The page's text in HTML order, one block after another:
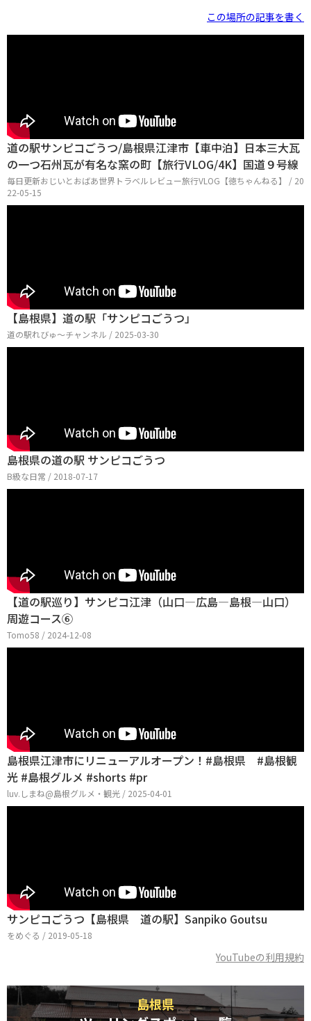
この場所の記事を書く
道の駅サンピコごうつ/島根県江津市【車中泊】日本三大瓦
の一つ石州瓦が有名な窯の町【旅行VLOG/4K】国道９号線
毎日更新おじいとおばあ世界トラベルレビュー旅行VLOG【徳ちゃんねる】 / 20
22-05-15
【島根県】道の駅「サンピコごうつ」
道の駅れびゅ〜チャンネル / 2025-03-30
島根県の道の駅 サンピコごうつ
B級な日常 / 2018-07-17
【道の駅巡り】サンピコ江津（山口―広島―島根―山口）
周遊コース⑥
Tomo58 / 2024-12-08
島根県江津市にリニューアルオープン！#島根県 #島根観
光 #島根グルメ #shorts #pr
luv.しまね@島根グルメ・観光 / 2025-04-01
サンピコごうつ【島根県 道の駅】Sanpiko Goutsu
をめぐる / 2019-05-18
YouTubeの利用規約
島根県